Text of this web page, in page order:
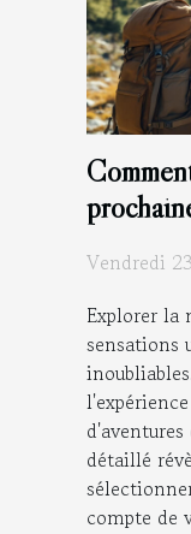
Vendredi
Explorer la
sensations
détaillé
compte de